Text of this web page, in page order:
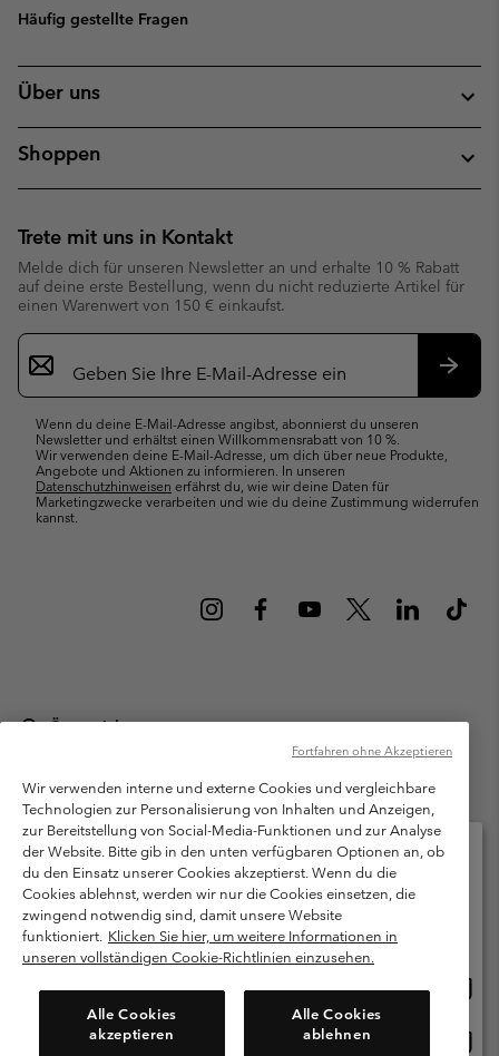
Häufig gestellte Fragen
Über uns
Shoppen
Trete mit uns in Kontakt
Melde dich für unseren Newsletter an und erhalte 10 % Rabatt
auf deine erste Bestellung, wenn du nicht reduzierte Artikel für
einen Warenwert von 150 € einkaufst.
Newsletter-
Anmeldung
Wenn du deine E-Mail-Adresse angibst, abonnierst du unseren
Newsletter und erhältst einen Willkommensrabatt von 10 %.
Wir verwenden deine E-Mail-Adresse, um dich über neue Produkte,
Angebote und Aktionen zu informieren. In unseren
Datenschutzhinweisen erfährst du, wie wir deine Daten für
Marketingzwecke verarbeiten und wie du deine Zustimmung widerrufen
kannst.
Österreich
Columbia Sportswear Austria GmbH. Moosfeldstraße 1, 5101
Bergheim, Salzburg Österreich. Alle Rechte vorbehalten.
Nutzungsbedingungen
Allgemeine Verkaufsbedingungen
Garantie
Datenschutzerklärung
Bestimmungen und Bedingungen des Mitglieder Programms
Nutzungsbedingungen Für Nutzergenerierte Inhalte
Cookies
Kundenservice: Mo- Fr. 9:00 - 13:00 & 14:00- 18:00 Uhr
(+)43720880525
Wir verwenden interne und externe Cookies und vergleichbare
Technologien zur Personalisierung von Inhalten und Anzeigen,
zur Bereitstellung von Social-Media-Funktionen und zur Analyse
der Website. Bitte gib in den unten verfügbaren Optionen an, ob
du den Einsatz unserer Cookies akzeptierst. Wenn du die
Cookies ablehnst, werden wir nur die Cookies einsetzen, die
zwingend notwendig sind, damit unsere Website
funktioniert. Klicken Sie hier, um weitere Informationen in
unseren vollständigen Cookie-Richtlinien einzusehen.
Alle Cookies
akzeptieren
Alle Cookies
ablehnen
Fortfahren ohne Akzeptieren
Bitte wählen Sie Ihr Lieferland und Ihre Sprache
Online-Einkauf verfügbar
Österreich